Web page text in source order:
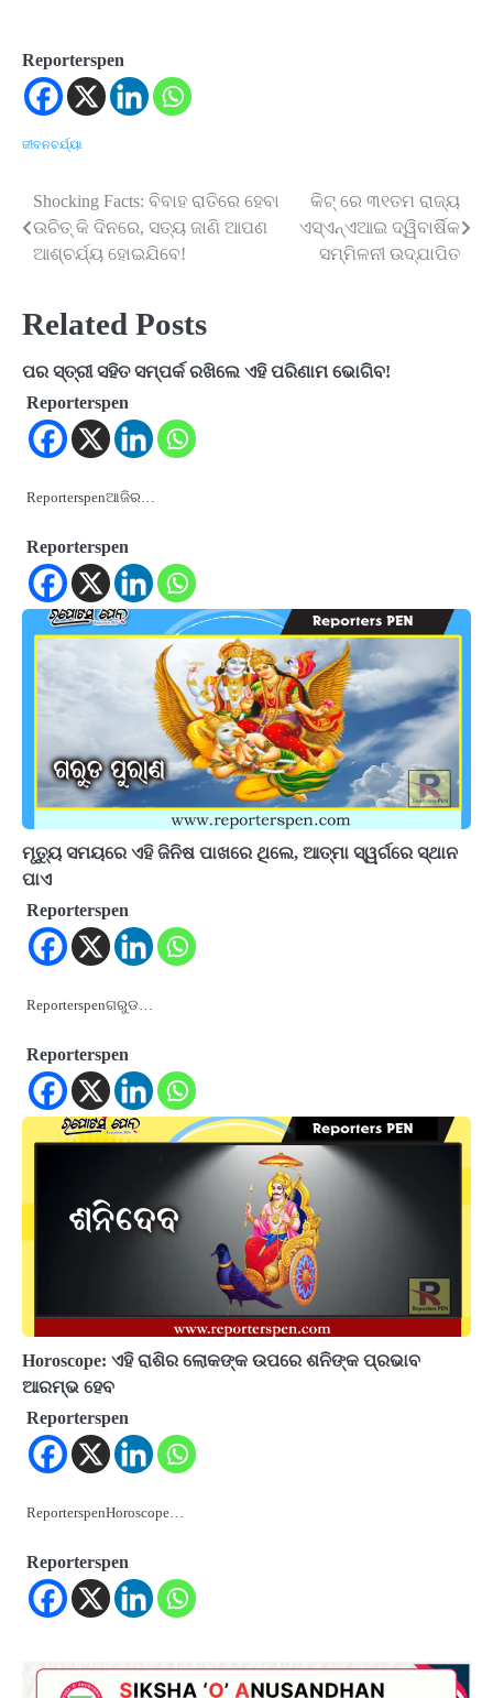
Reporterspen
ଜୀବନଚର୍ଯ୍ୟା
Post
navigation
Shocking Facts: ବିବାହ ରାତିରେ ହେବା
ଉଚିତ୍ କି ଦିନରେ, ସତ୍ୟ ଜାଣି ଆପଣ
ଆଶ୍ଚର୍ଯ୍ୟ ହୋଇଯିବେ!
କିଟ୍‍ ରେ ୩୧ତମ ରାଜ୍ୟ
ଏସ୍‍ଏନ୍‍ଏଆଇ ଦ୍ୱିବାର୍ଷିକ
ସମ୍ମିଳନୀ ଉଦ୍‍ଯାପିତ
Related Posts
ପର ସ୍ତ୍ରୀ ସହିତ ସମ୍ପର୍କ ରଖିଲେ ଏହି ପରିଣାମ ଭୋଗିବ!
Reporterspen
Reporterspenଆଜିର…
Reporterspen
ମୃତ୍ୟୁ ସମୟରେ ଏହି ଜିନିଷ ପାଖରେ ଥିଲେ, ଆତ୍ମା ସ୍ୱର୍ଗରେ ସ୍ଥାନ
ପାଏ
Reporterspen
Reporterspenଗରୁଡ…
Reporterspen
Horoscope: ଏହି ରାଶିର ଲୋକଙ୍କ ଉପରେ ଶନିଙ୍କ ପ୍ରଭାବ
ଆରମ୍ଭ ହେବ
Reporterspen
ReporterspenHoroscope…
Reporterspen